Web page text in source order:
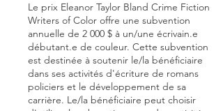
Le prix Eleanor Taylor Bland Crime Fiction
Writers of Color offre une subvention
annuelle de 2 000 $ à un/une écrivain.e
débutant.e de couleur. Cette subvention
est destinée à soutenir le/la bénéficiaire
dans ses activités d'écriture de romans
policiers et le développement de sa
carrière. Le/la bénéficiaire peut choisir